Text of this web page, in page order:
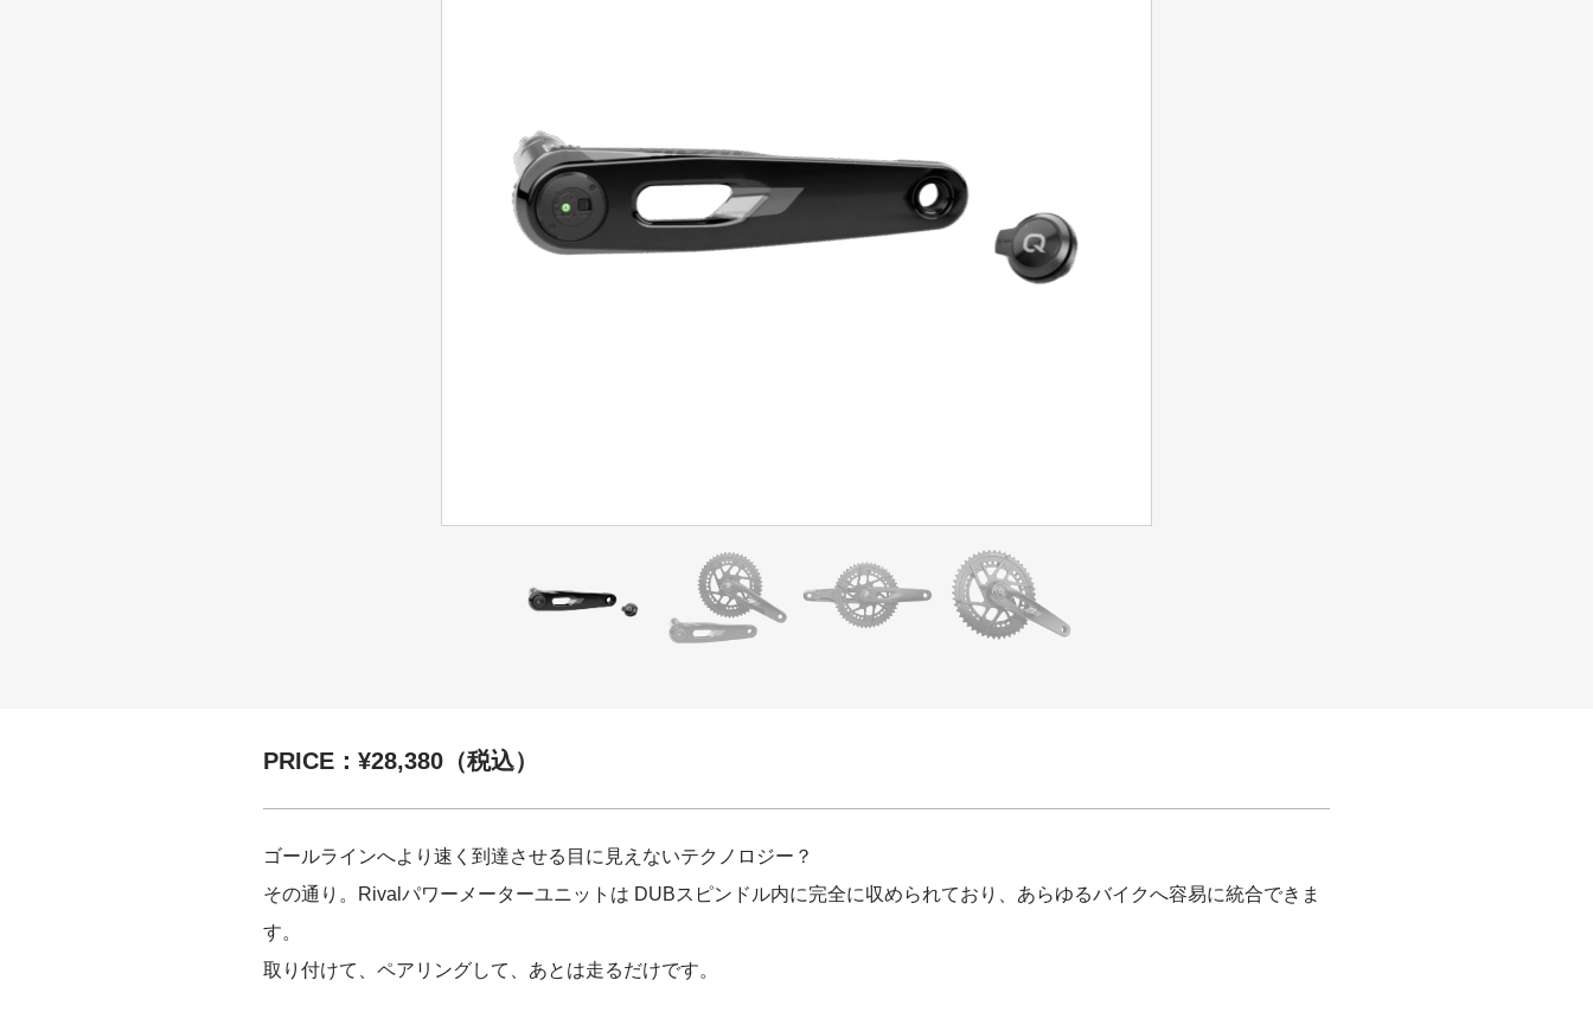
PRICE：¥28,380（税込）
ゴールラインへより速く到達させる目に見えないテクノロジー？
その通り。Rivalパワーメーターユニットは DUBスピンドル内に完全に収められており、あらゆるバイクへ容易に統合できま
す。
取り付けて、ペアリングして、あとは走るだけです。